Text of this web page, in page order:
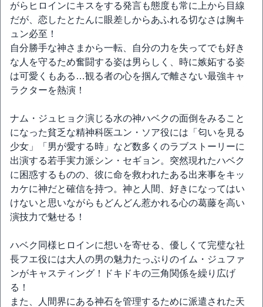
がらヒロインにキスをする発言も態度も常に上から目線
だが、恋したとたんに眼差しからあふれる切なさは胸キ
ュン必至！
自分勝手な神さまから一転、自分の力を失ってでも好き
な人を守るため奮闘する姿は男らしく、時に嫉妬する姿
は可愛くもある…観る者の心を掴んで離さない最強キャ
ラクターを熱演！
ナム・ジュヒョク演じる水の神ハベクの面倒をみること
になった貧乏な精神科医ユン・ソア役には「匂いを見る
少女」「男が愛する時」など数多くのラブストーリーに
出演する若手実力派シン・セギョン。突然現れたハベク
に困惑するものの、彼に命を救われたある出来事をキッ
カケに神だと確信を持つ。神と人間、好きになってはい
けないと思いながらもどんどん惹かれる心の葛藤を高い
演技力で魅せる！
ハベク同様ヒロインに想いを寄せる、優しくて完璧な社
長フエ役には大人の男の魅力たっぷりのイム・ジュファ
ンがキャスティング！ドキドキの三角関係を繰り広げ
る！
また、人間界にある神石を管理するために派遣された天